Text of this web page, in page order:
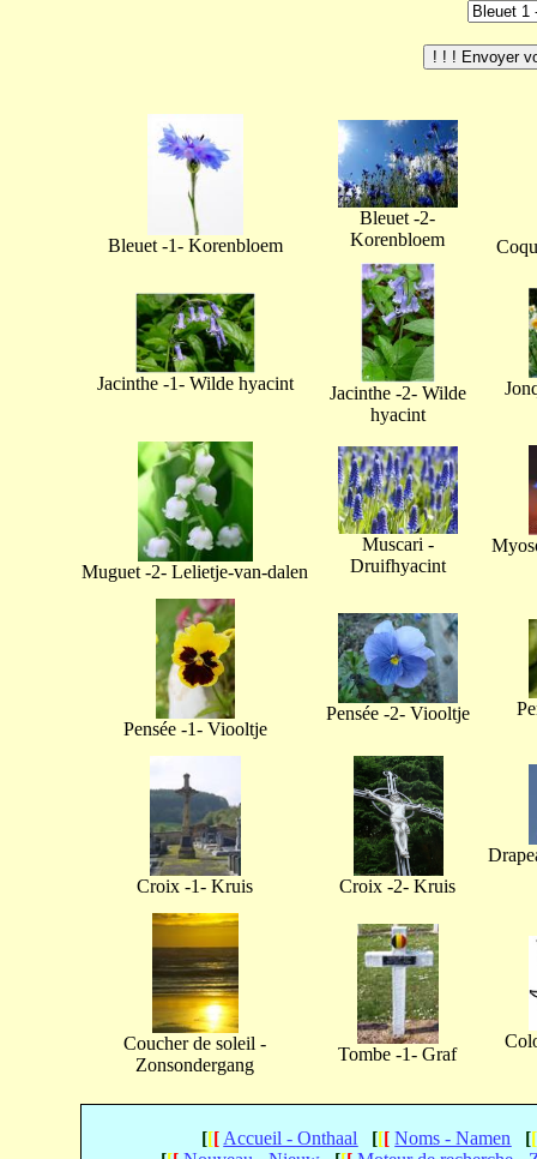
Bleuet -1- Korenbloem
Bleuet -2-
Korenbloem
Jacinthe -1- Wilde hyacint
Jacinthe -2- Wilde
hyacint
Muguet -2- Lelietje-van-dalen
Muscari -
Druifhyacint
Pensée -1- Viooltje
Pensée -2- Viooltje
Croix -1- Kruis Croix -2- Kruis
Coucher de soleil -
Zonsondergang
Tombe -1- Graf
[[[ Accueil - Onthaal [[[ Noms - Namen [[